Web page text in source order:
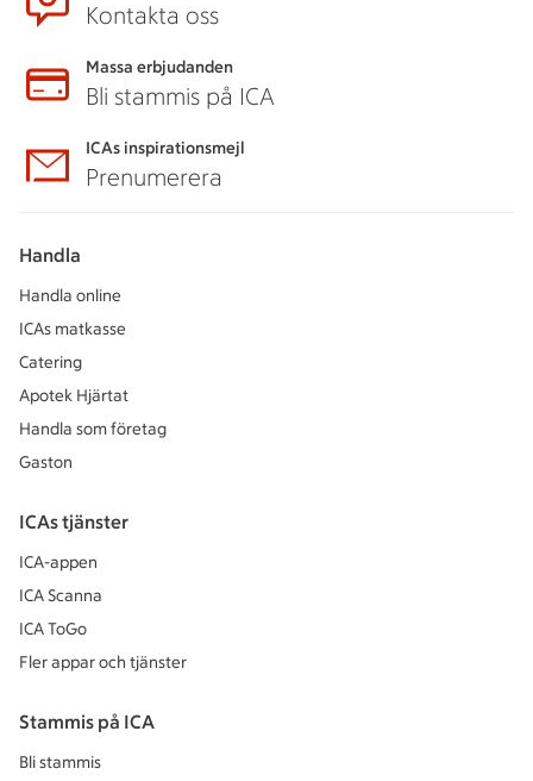
Kontakta oss
Massa erbjudanden
Bli stammis på ICA
ICAs inspirationsmejl
Prenumerera
Handla
Handla online
ICAs matkasse
Catering
Apotek Hjärtat
Handla som företag
Gaston
ICAs tjänster
ICA-appen
ICA Scanna
ICA ToGo
Fler appar och tjänster
Stammis på ICA
Bli stammis